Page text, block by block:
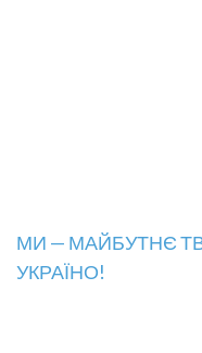
Навігація
записів
МИ — МАЙБУТНЄ
УКРАЇНО!